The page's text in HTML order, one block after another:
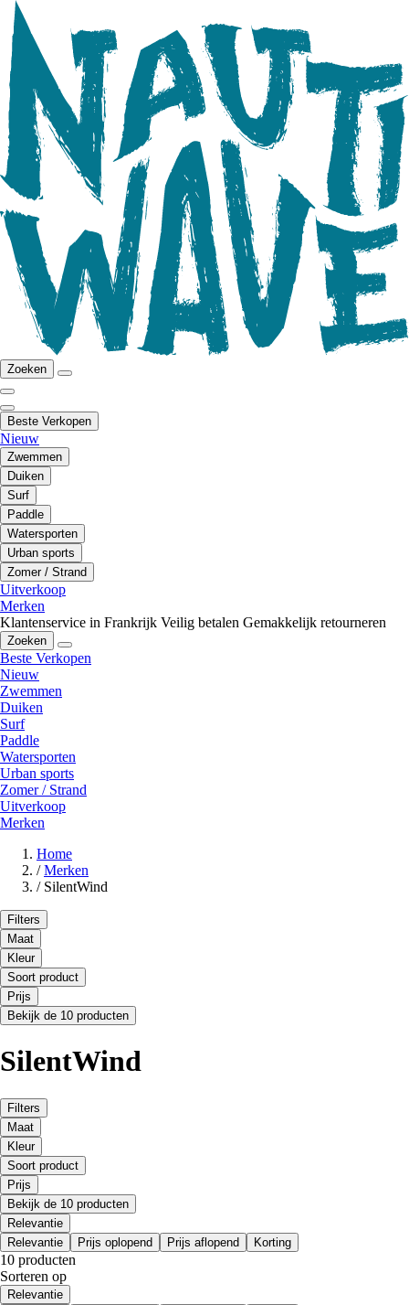
Zoeken
Beste Verkopen
Nieuw
Zwemmen
Duiken
Surf
Paddle
Watersporten
Urban sports
Zomer / Strand
Uitverkoop
Merken
Klantenservice in Frankrijk Veilig betalen Gemakkelijk retourneren
Zoeken
Beste Verkopen
Nieuw
Zwemmen
Duiken
Surf
Paddle
Watersporten
Urban sports
Zomer / Strand
Uitverkoop
Merken
Home
/ Merken
/ SilentWind
Filters
Maat
Kleur
Soort product
Prijs
Bekijk de 10 producten
SilentWind
Filters
Maat
Kleur
Soort product
Prijs
Bekijk de 10 producten
Relevantie
Relevantie
Prijs oplopend Prijs aflopend Korting
10 producten
Sorteren op
Relevantie